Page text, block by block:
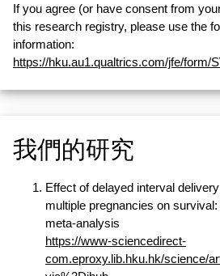
If you agree (or have consent from
this research registry, please use the
information:
https://hku.au1.qualtrics.com/jfe/form/
我們的研究
Effect of delayed interval
multiple pregnancies on
meta-analysis
https://www-sciencedirect-
com.eproxy.lib.hku.hk/science/